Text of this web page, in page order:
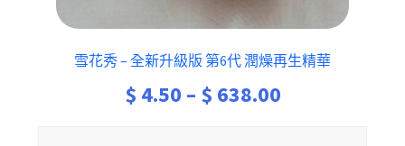
雪花秀 – 全新升級版 第6代 潤燥再生精華
$ 4.50 – $ 638.00Price